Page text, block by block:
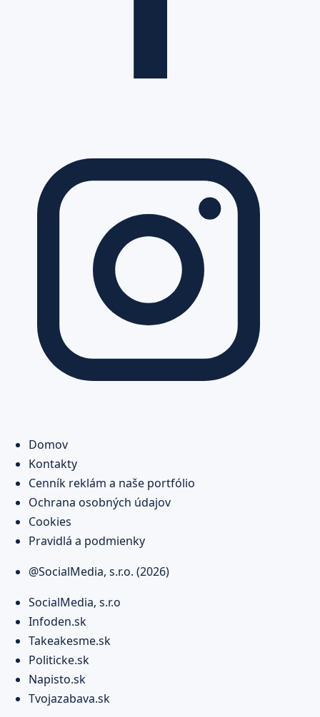
Domov
Kontakty
Cenník reklám a naše portfólio
Ochrana osobných údajov
Cookies
Pravidlá a podmienky
@SocialMedia, s.r.o. (2026)
SocialMedia, s.r.o
Infoden.sk
Takeakesme.sk
Politicke.sk
Napisto.sk
Tvojazabava.sk